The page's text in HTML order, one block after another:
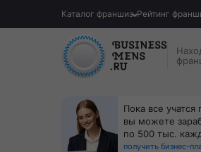
Каталог франшиз Рейтинг
Пока все учатся
вы можете
по 500 тыс.
получить бизнес-